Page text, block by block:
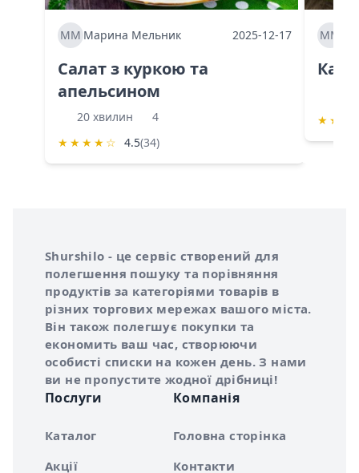
ММ Марина Мельник 2025-12-17
Салат з куркою та
апельсином
20 хвилин
4
★ ★ ★ ★ ☆ 4.5(34)
ММ
★ ★
Про сервіс Shurshilo
Shurshilo - це сервіс створений для
полегшення пошуку та порівняння
продуктів за категоріями товарів в
різних торгових мережах вашого міста.
Він також полегшує покупки та
економить ваш час, створюючи
особисті списки на кожен день. З нами
ви не пропустите жодної дрібниці!
Послуги
Каталог
Акції
Компанія
Головна сторінка
Контакти